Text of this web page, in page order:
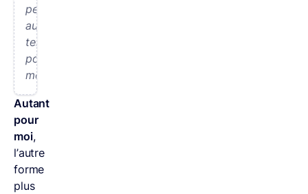
pelouse,
au
temps
pour
moi.”
Autant
pour
moi,
l’autre
forme
plus